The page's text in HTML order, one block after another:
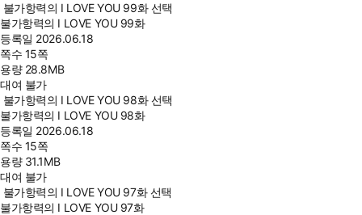
불가항력의 I LOVE YOU 99화 선택
불가항력의 I LOVE YOU 99화
등록일 2026.06.18
쪽수 15쪽
용량 28.8MB
대여 불가
불가항력의 I LOVE YOU 98화 선택
불가항력의 I LOVE YOU 98화
등록일 2026.06.18
쪽수 15쪽
용량 31.1MB
대여 불가
불가항력의 I LOVE YOU 97화 선택
불가항력의 I LOVE YOU 97화